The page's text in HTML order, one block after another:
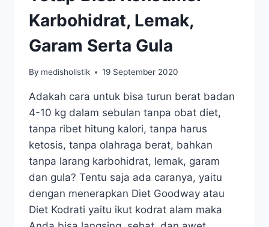
Karbohidrat, Lemak,
Garam Serta Gula
By medisholistik 19 September 2020
Adakah cara untuk bisa turun berat badan
4-10 kg dalam sebulan tanpa obat diet,
tanpa ribet hitung kalori, tanpa harus
ketosis, tanpa olahraga berat, bahkan
tanpa larang karbohidrat, lemak, garam
dan gula? Tentu saja ada caranya, yaitu
dengan menerapkan Diet Goodway atau
Diet Kodrati yaitu ikut kodrat alam maka